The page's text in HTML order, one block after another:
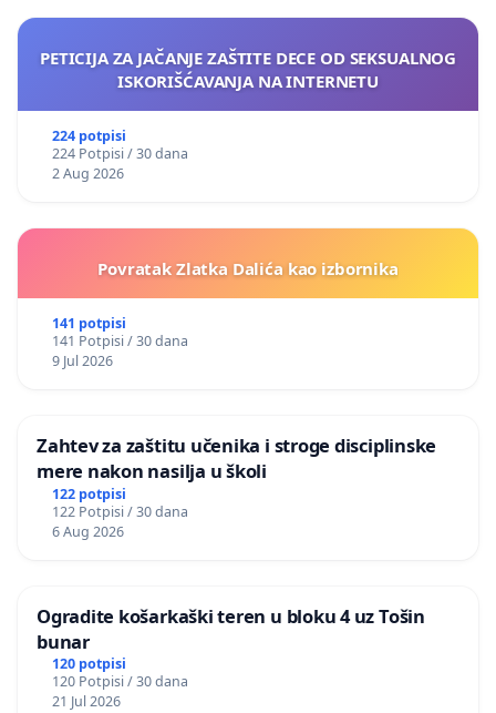
PETICIJA ZA JAČANJE ZAŠTITE DECE OD SEKSUALNOG
ISKORIŠĆAVANJA NA INTERNETU
224 potpisi
224 Potpisi / 30 dana
2 Aug 2026
Povratak Zlatka Dalića kao izbornika
141 potpisi
141 Potpisi / 30 dana
9 Jul 2026
Zahtev za zaštitu učenika i stroge disciplinske
mere nakon nasilja u školi
122 potpisi
122 Potpisi / 30 dana
6 Aug 2026
Ogradite košarkaški teren u bloku 4 uz Tošin
bunar
120 potpisi
120 Potpisi / 30 dana
21 Jul 2026